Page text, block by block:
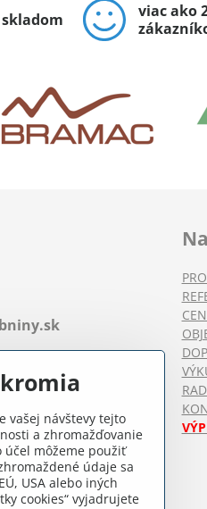
viac ako
- 15:30
vašej návštevy tejto
a zhromažďovanie
môžeme použiť
údaje sa
USA alebo iných
cookies“ vyjadrujete